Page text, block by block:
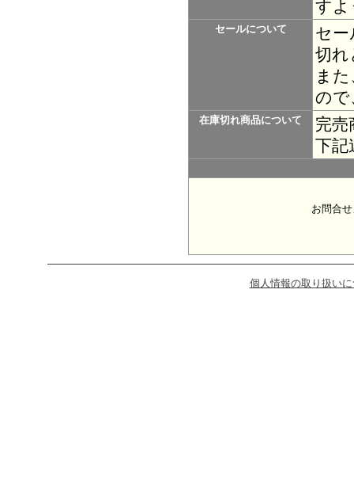
すよ
セールについて
セ
切れ
ま
ので
在庫切れ商品について
完
下記
お問合
個人情報の取り扱い